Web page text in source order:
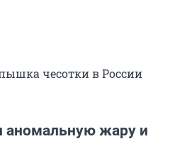
чесотки в России
аномальную жару и